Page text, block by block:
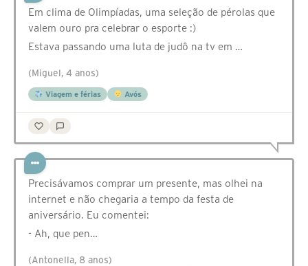
Em clima de Olimpíadas, uma seleção de pérolas que
valem ouro pra celebrar o esporte :)
Estava passando uma luta de judô na tv em …
(Miguel, 4 anos)
Viagem e férias Avós
Precisávamos comprar um presente, mas olhei na
internet e não chegaria a tempo da festa de
aniversário. Eu comentei:
- Ah, que pen…
(Antonella, 8 anos)